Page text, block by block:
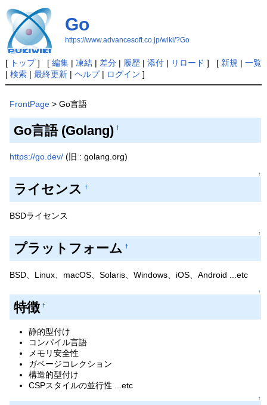
Go
https://www.advancesoft.co.jp/wiki/?Go
[ トップ] [ 編集| 凍結| 差分| 履歴| 添付| リロード ] [ 新規 | 一覧
| 検索| 最終更新| ヘルプ| ログイン ]
FrontPage > Go言語
Go言語 (Golang) †
https://go.dev/ (旧 : golang.org)
↑
ライセンス †
BSDライセンス
↑
プラットフォーム †
BSD、Linux、macOS、Solaris、Windows、iOS、Android ...etc
↑
特徴 †
静的型付け
コンパイル言語
メモリ安全性
ガベージコレクション
構造的型付け
CSPスタイルの並行性 ...etc
↑